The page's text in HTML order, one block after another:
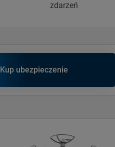
zdarzeń
Kup ubezpieczenie